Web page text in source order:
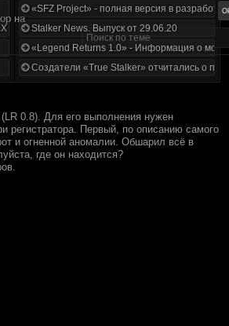
1.3.5.ООП.МА.К.
«SFZ Project» - полная версия в разработке!
Stalker News. Выпуск от 29.06.20
«Legend Returns 1.0» - Информация о моде
Создатели «True Stalker» отчитались о
на
0.8). Для его выполнения нужен
регистратора. Первый, по описанию самого
и огненной аномалии. Обшарил всё в
где он находится?